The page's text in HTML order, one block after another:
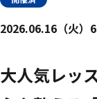
2026.06.16（火）
大人気レッ